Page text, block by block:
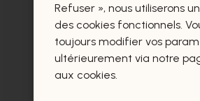
Refuser », nous utiliserons
des cookies fonctionnels.
toujours modifier vos
ultérieurement via notre
aux cookies.